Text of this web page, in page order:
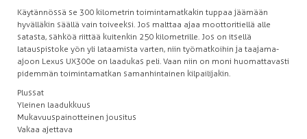
Käytännössä se 300 kilometrin toimintamatkakin tuppaa jäämään
hyvälläkin säällä vain toiveeksi. Jos malttaa ajaa moottoritiellä alle
satasta, sähköä riittää kuitenkin 250 kilometrille. Jos on itsellä
latauspistoke yön yli lataamista varten, niin työmatkoihin ja taajama-
ajoon Lexus UX300e on laadukas peli. Vaan niin on moni huomattavasti
pidemmän toimintamatkan samanhintainen kilpailijakin.
Plussat
Yleinen laadukkuus
Mukavuuspainotteinen jousitus
Vakaa ajettava